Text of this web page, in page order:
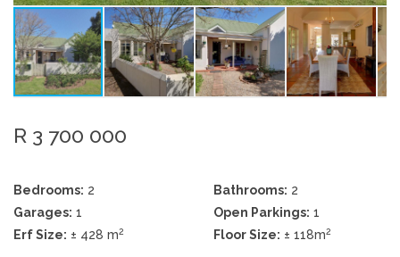
R 3 700 000
Bedrooms: 2 Bathrooms: 2
Garages: 1 Open Parkings: 1
Erf Size: ± 428 m2 Floor Size: ± 118m2